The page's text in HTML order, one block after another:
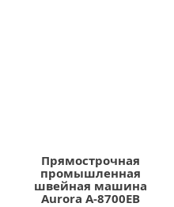
Прямострочная
промышленная
швейная машина
Aurora A-8700EB